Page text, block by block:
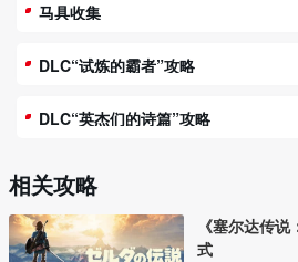
马具收集
DLC“试炼的霸者”攻略
DLC“英杰们的诗篇”攻略
相关攻略
《塞尔达传
式